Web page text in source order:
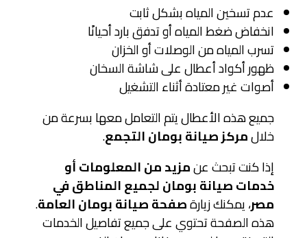
عدم تسخين المياه بشكل ثابت
انخفاض ضغط المياه أو تدفق بارد أحيانًا
تسرب المياه من الوصلات أو الخزان
ظهور أكواد أعطال على شاشة السخان
أصوات غير معتادة أثناء التشغيل
جميع هذه الأعطال يتم التعامل معها بسرعة من
خلالمركز صيانة بومان التجمع.
إذا كنت تبحث عنمزيد من المعلومات أو
خدمات صيانة بومان لجميع المناطق في
مصر، يمكنك زيارةصفحة صيانة بومان العامة.
هذه الصفحة تحتوي على جميع تفاصيل الخدمات